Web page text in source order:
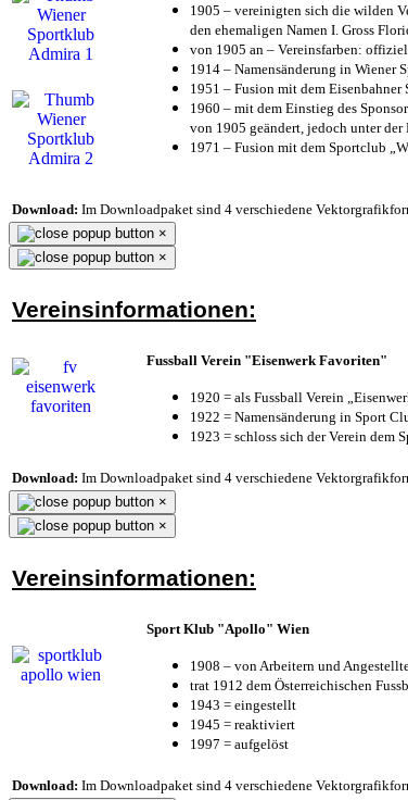
1905 – vereinigten sich die wilden
den ehemaligen Namen I. Gross
von 1905 an – Vereinsfarben:
1914 – Namensänderung in Wiener
1951 – Fusion mit dem
1960 – mit dem Einstieg des
von 1905 geändert, jedoch unter
1971 – Fusion mit dem Sportclub
Download: Im Downloadpaket sind 4 verschiedene
×
×
Vereinsinformationen:
Fussball Verein "Eisenwerk Favoriten"
1920 = als Fussball Verein
1922 = Namensänderung in Sport
1923 = schloss sich der Verein dem
Download: Im Downloadpaket sind 4 verschiedene
×
×
Vereinsinformationen:
Sport Klub "Apollo" Wien
1908 – von Arbeitern und
trat 1912 dem Österreichischen
1943 = eingestellt
1945 = reaktiviert
1997 = aufgelöst
Download: Im Downloadpaket sind 4 verschiedene